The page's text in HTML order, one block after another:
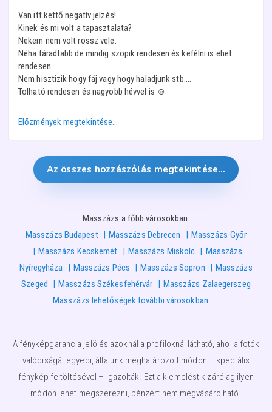
Van itt kettő negatív jelzés!
Kinek és mi volt a tapasztalata?
Nekem nem volt rossz vele.
Néha fáradtabb de mindig szopik rendesen és kefélni is ehet
rendesen.
Nem hisztizik hogy fáj vagy hogy haladjunk stb....
Tolható rendesen és nagyobb hévvel is ☺️
Előzmények megtekintése…
Az összes hozzászólás megtekintése…
Masszázs a főbb városokban:
Masszázs Budapest
Masszázs Debrecen
Masszázs Győr
Masszázs Kecskemét
Masszázs Miskolc
Masszázs
Nyíregyháza
Masszázs Pécs Masszázs Sopron
Masszázs
Szeged
Masszázs Székesfehérvár
Masszázs Zalaegerszeg
Masszázs lehetőségek további városokban……
A fényképgarancia jelölés azoknál a profiloknál látható, ahol a fotók
valódiságát egyedi, általunk meghatározott módon – speciális
fénykép feltöltésével – igazolták. Ezt a kiemelést kizárólag ilyen
módon lehet megszerezni, pénzért nem megvásárolható.